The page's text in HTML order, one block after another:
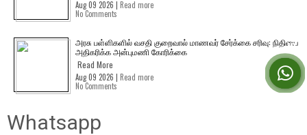
Aug 09 2026 | Read more
No Comments
அரசு பள்ளிகளில் வசதி குறைவால் மாணவர் சேர்க்கை சரிவு: நிதியை
அதிகரிக்க அன்புமணி கோரிக்கை
Read More
Aug 09 2026 | Read more
No Comments
Whatsapp